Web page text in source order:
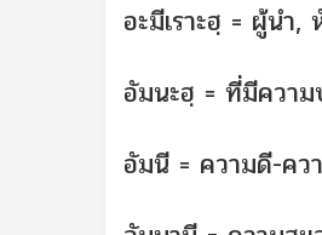
อะมีเราะฮฺ = ผู้นำ,
อัมนะฮฺ = ที่มีควา
อัมนี = ความดี-ค